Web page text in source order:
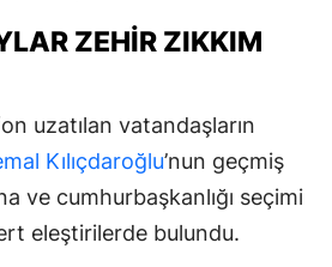
ZEHIR ZIKKIM
uzatılan vatandaşların
Kılıçdaroğlu’nun geçmiş
ve cumhurbaşkanlığı seçimi
eleştirilerde bulundu.